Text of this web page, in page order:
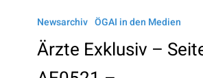
Exklusiv
Seiten
Newsarchiv ÖGAI in den Medien
Ärzte Exklusiv –